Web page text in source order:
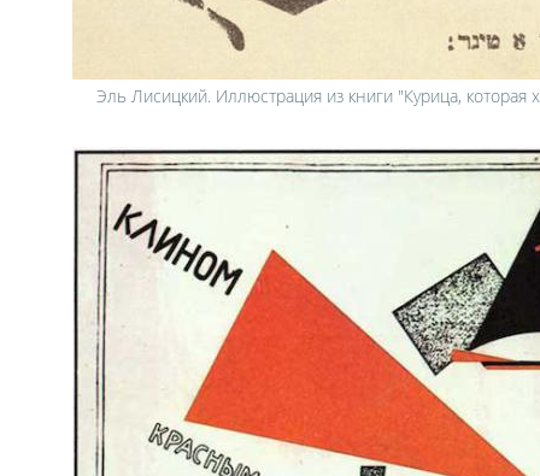
Эль Лисицкий. Иллюстрация из книги "Курица, которая